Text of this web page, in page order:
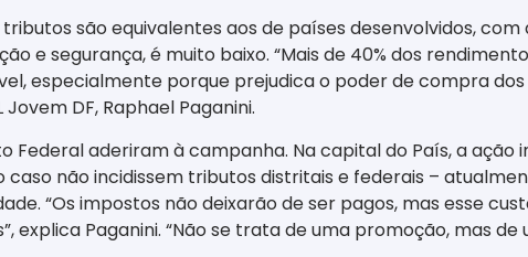
são equivalentes aos de países desenvolvidos,
e segurança, é muito baixo. “Mais de 40% dos
especialmente porque prejudica o poder de compra
DF, Raphael Paganini.
Federal aderiram à campanha. Na capital do País, a ação
não incidissem tributos distritais e federais –
“Os impostos não deixarão de ser pagos, mas esse
explica Paganini. “Não se trata de uma promoção, mas